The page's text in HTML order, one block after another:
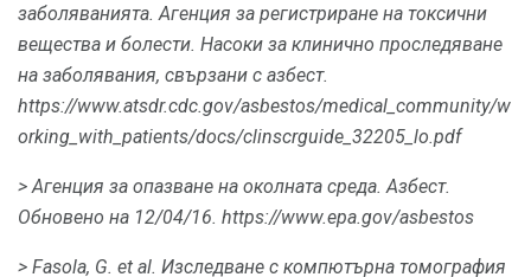
заболяванията. Агенция за регистриране на токсични
вещества и болести. Насоки за клинично проследяване
на заболявания, свързани с азбест.
https://www.atsdr.cdc.gov/asbestos/medical_community/w
orking_with_patients/docs/clinscrguide_32205_lo.pdf
> Агенция за опазване на околната среда. Азбест.
Обновено на 12/04/16. https://www.epa.gov/asbestos
> Fasola, G. et al. Изследване с компютърна томография